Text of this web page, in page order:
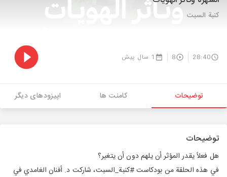
كنبة السبت
28:40
8 1 سال پیش
توضیحات کامنت ها اپیزودهای دیگر
توضیحات
هل فعلاً يقدر المؤثر أن يلهم دون أن يتغير؟
في هذه الحلقة من بودكاست #كنبة_السبت، شاركت د. أفنان الغامدي في